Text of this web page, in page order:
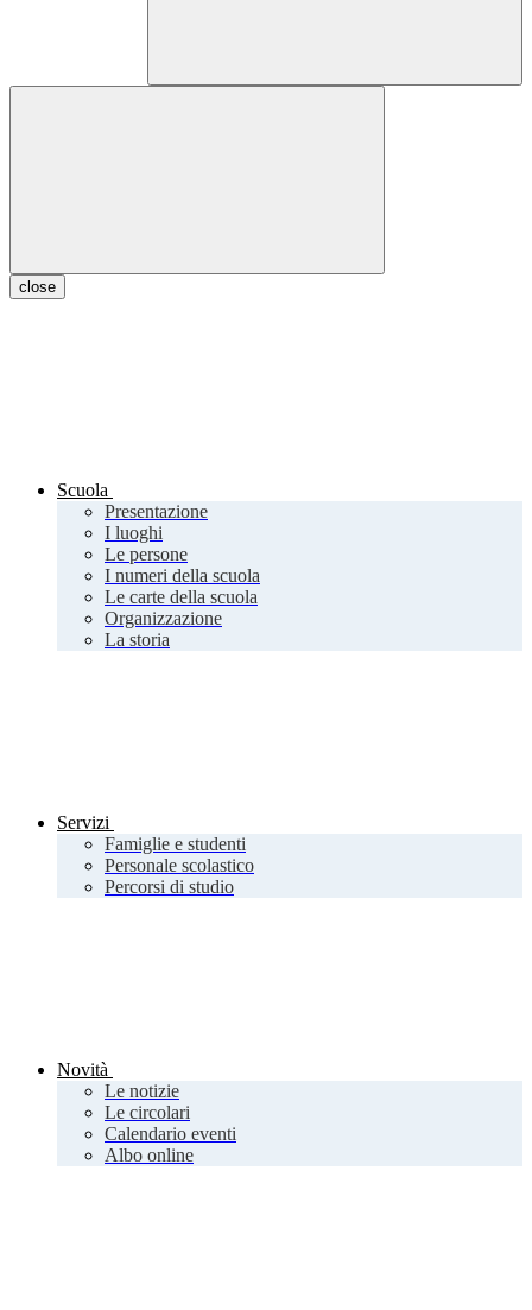
close
Scuola
Presentazione
I luoghi
Le persone
I numeri della scuola
Le carte della scuola
Organizzazione
La storia
Servizi
Famiglie e studenti
Personale scolastico
Percorsi di studio
Novità
Le notizie
Le circolari
Calendario eventi
Albo online